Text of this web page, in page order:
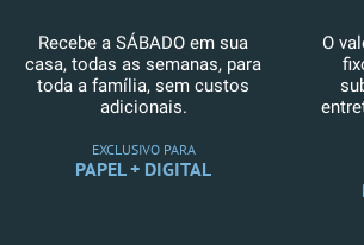
Recebe a SÁBADO em sua
casa, todas as semanas, para
toda a família, sem custos
adicionais.
EXCLUSIVO PARA
PAPEL + DIGITAL
O